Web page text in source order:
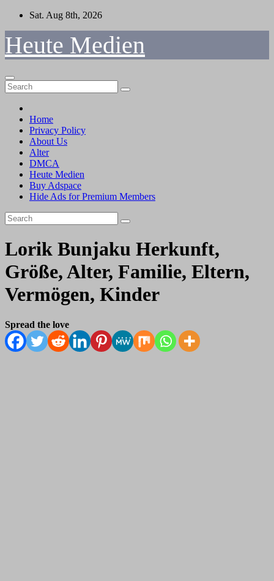
Skip
content
Sat. Aug 8th, 2026
Heute Medien
Home
Privacy Policy
About Us
Alter
DMCA
Heute Medien
Buy Adspace
Hide Ads for Premium Members
Lorik Bunjaku Herkunft,
Größe, Alter, Familie, Eltern,
Vermögen, Kinder
Spread the love